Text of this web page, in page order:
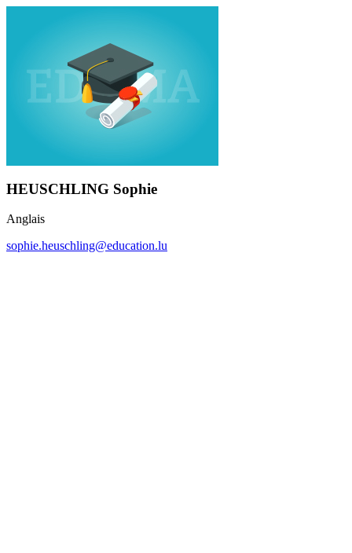
HEUSCHLING Sophie
Anglais
sophie.heuschling@education.lu